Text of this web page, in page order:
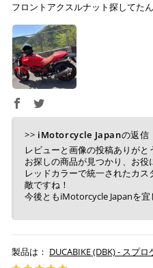
いつもの楽天IDとパスワ
いが可能です。
楽天ポイントが貯まる・
ト・楽天ペイ残高でのお
※ 現在楽天ペイでご使用
Visa、Mastercard、JCB
１回のご注文で商品代金合計
は、送料が無料となります。
※通常送料は¥770(税込)です。
配送会社について
ヤマト運輸になります。 配送
フロントアクスルナット探してた
>> iMotorcycle Japanの返信
レビューと画像の投稿ありがと
お探しの商品が見つかり、お役
レッドカラーで統一されたカ
敵ですね！
今後ともiMotorcycle Japanを宜
DUCABIKE (DBK) - スプ